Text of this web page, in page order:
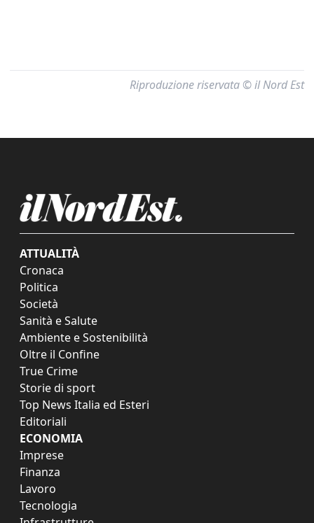
Riproduzione riservata © il Nord Est
ATTUALITÀ
Cronaca
Politica
Società
Sanità e Salute
Ambiente e Sostenibilità
Oltre il Confine
True Crime
Storie di sport
Top News Italia ed Esteri
Editoriali
ECONOMIA
Imprese
Finanza
Lavoro
Tecnologia